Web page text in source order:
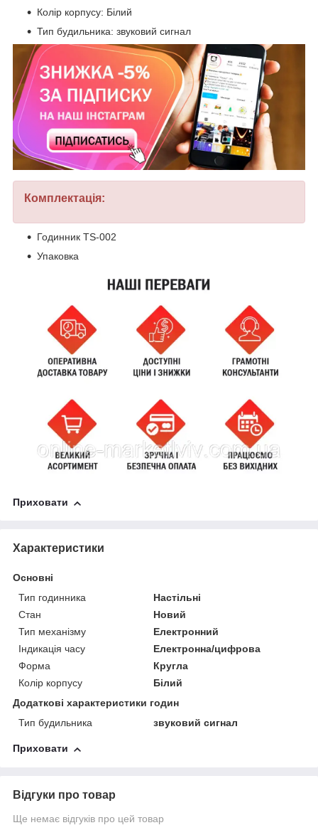
Колір корпусу: Білий
Тип будильника: звуковий сигнал
Комплектація:
Годинник TS-002
Упаковка
Приховати
Характеристики
Основні
Тип годинника
Настільні
Стан
Новий
Тип механізму
Електронний
Індикація часу
Електронна/цифрова
Форма
Кругла
Колір корпусу
Білий
Додаткові характеристики годин
Тип будильника
звуковий сигнал
Приховати
Відгуки про товар
Ще немає відгуків про цей товар